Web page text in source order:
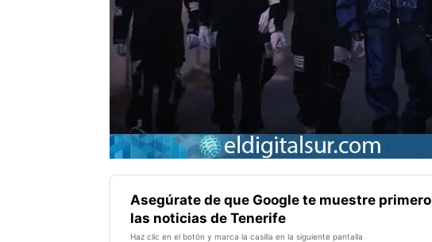
Asegúrate de que Google te muestre primero
las noticias de Tenerife
Haz clic en el botón y marca la casilla en la siguiente pantalla